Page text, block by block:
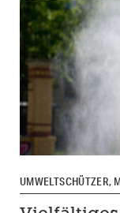
UMWELTSCHÜTZER,